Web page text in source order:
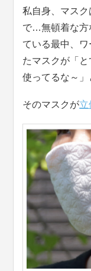
私自身、マス
で…無頓着な方
ている最中、
たマスクが「
使ってるな～」
そのマスクが立